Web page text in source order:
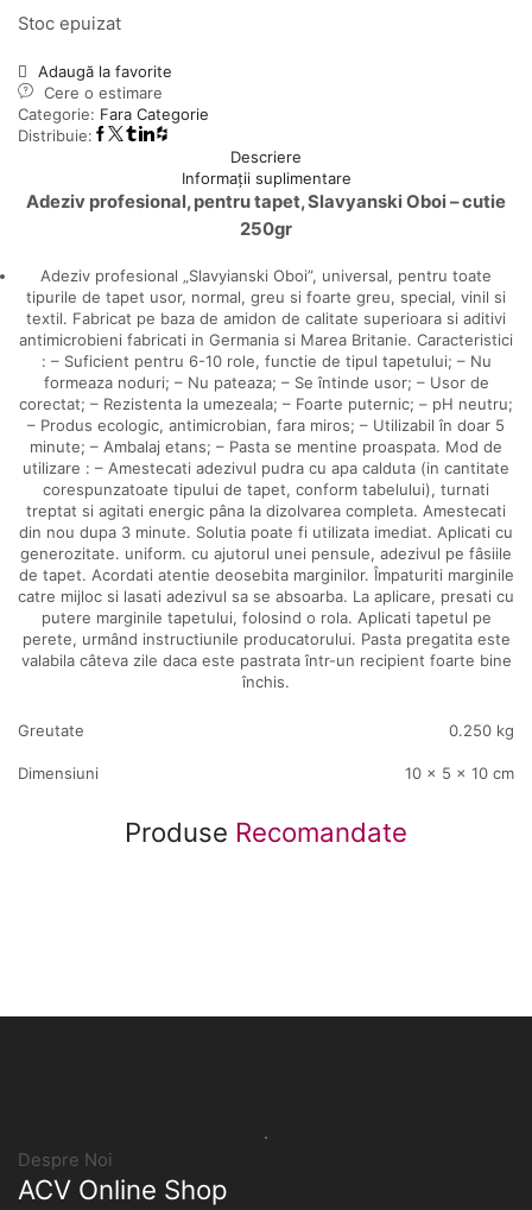
Stoc epuizat
Adaugă la favorite
Cere o estimare
Categorie: Fara Categorie
Distribuie:
Descriere
Informații suplimentare
Adeziv profesional, pentru tapet, Slavyanski Oboi – cutie
250gr
Adeziv profesional „Slavyianski Oboi”, universal, pentru toate
tipurile de tapet usor, normal, greu si foarte greu, special, vinil si
textil. Fabricat pe baza de amidon de calitate superioara si aditivi
antimicrobieni fabricati in Germania si Marea Britanie. Caracteristici
: – Suficient pentru 6-10 role, functie de tipul tapetului; – Nu
formeaza noduri; – Nu pateaza; – Se întinde usor; – Usor de
corectat; – Rezistenta la umezeala; – Foarte puternic; – pH neutru;
– Produs ecologic, antimicrobian, fara miros; – Utilizabil în doar 5
minute; – Ambalaj etans; – Pasta se mentine proaspata. Mod de
utilizare : – Amestecati adezivul pudra cu apa calduta (in cantitate
corespunzatoate tipului de tapet, conform tabelului), turnati
treptat si agitati energic pâna la dizolvarea completa. Amestecati
din nou dupa 3 minute. Solutia poate fi utilizata imediat. Aplicati cu
generozitate. uniform. cu ajutorul unei pensule, adezivul pe fâsiile
de tapet. Acordati atentie deosebita marginilor. Împaturiti marginile
catre mijloc si lasati adezivul sa se absoarba. La aplicare, presati cu
putere marginile tapetului, folosind o rola. Aplicati tapetul pe
perete, urmând instructiunile producatorului. Pasta pregatita este
valabila câteva zile daca este pastrata într-un recipient foarte bine
închis.
Greutate 0.250 kg
Dimensiuni 10 × 5 × 10 cm
Produse Recomandate
.
Despre Noi
ACV Online Shop